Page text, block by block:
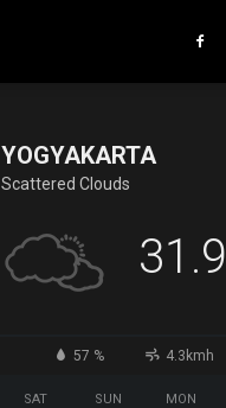
YOGYAKARTA
Scattered Clouds
31.9
57 % 4.3kmh
SAT SUN MON